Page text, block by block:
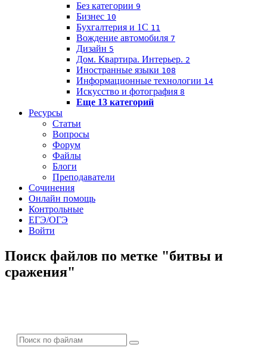
Без категории 9
Бизнес 10
Бухгалтерия и 1C 11
Вождение автомобиля 7
Дизайн 5
Дом. Квартира. Интерьер. 2
Иностранные языки 108
Информационные технологии 14
Искусство и фотография 8
Еще 13 категорий
Ресурсы
Статьи
Вопросы
Форум
Файлы
Блоги
Преподаватели
Сочинения
Онлайн помощь
Контрольные
ЕГЭ/ОГЭ
Войти
Поиск файлов по метке "битвы и
сражения"